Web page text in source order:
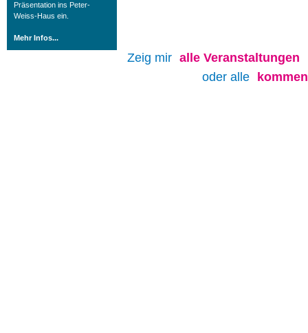
Präsentation ins Peter-
Weiss-Haus ein.
Mehr Infos...
Zeig mir alle Veranstaltungen
oder alle